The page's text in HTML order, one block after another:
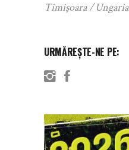
Timișoara
Ungaria
URMĂREȘTE-NE PE: